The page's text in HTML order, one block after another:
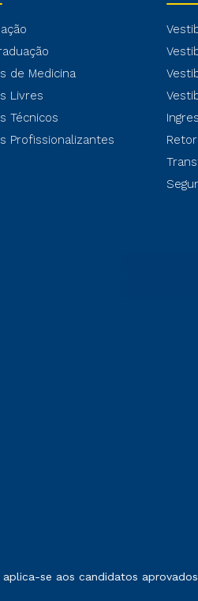
de Medicina
Livres
Técnicos
Profissionalizantes
no contrato de prestação de
se aos candidatos